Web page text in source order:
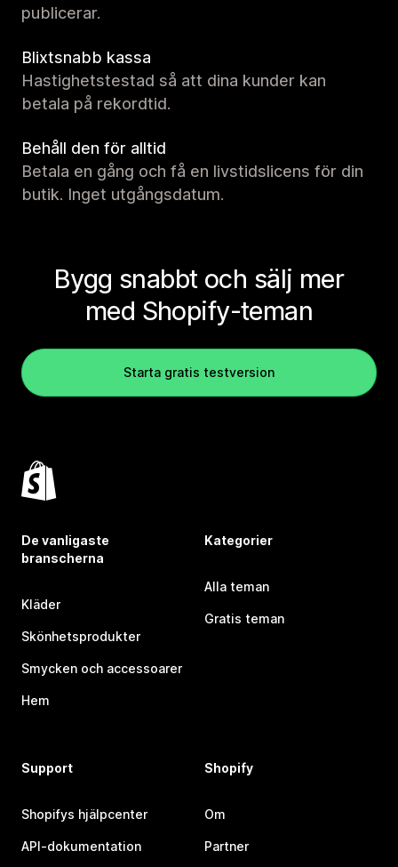
publicerar.
Blixtsnabb kassa
Hastighetstestad så att dina kunder kan
betala på rekordtid.
Behåll den för alltid
Betala en gång och få en livstidslicens för din
butik. Inget utgångsdatum.
Bygg snabbt och sälj mer
med Shopify-teman
Starta gratis testversion
De vanligaste
branscherna
Kläder
Skönhetsprodukter
Smycken och accessoarer
Hem
Kategorier
Alla teman
Gratis teman
Support
Shopifys hjälpcenter
API-dokumentation
Shopify
Om
Partner